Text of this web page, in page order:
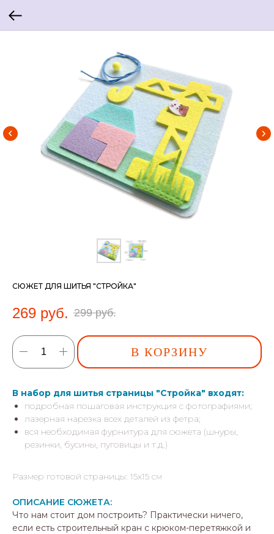
СЮЖЕТ ДЛЯ ШИТЬЯ "СТРОЙКА"
269 руб. 299 руб.
В КОРЗИНУ
В набор для шитья страницы "Стройка" входят:
подробная пошаговая инструкция с фотографиями;
лазерная нарезка всех деталей из фетра;
вся необходимая фурнитура для сюжета (шнуры,
резинки, бусины, пуговицы и т.д.)
Размер готовой страницы: 15х15 см
ОПИСАНИЕ СЮЖЕТА:
Что нам стоит дом построить? Практически ничего,
если есть строительный кран с крюком-перетяжкой и